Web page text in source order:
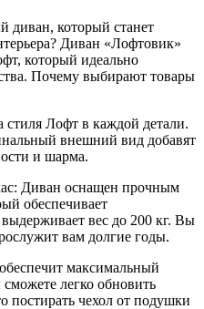
диван, который станет
Диван «Лофтовик»
который идеально
Почему выбирают товары
Лофт в каждой детали.
внешний вид добавят
и шарма.
Диван оснащен прочным
обеспечивает
вес до 200 кг. Вы
вам долгие годы.
максимальный
легко обновить
постирать чехол от подушки